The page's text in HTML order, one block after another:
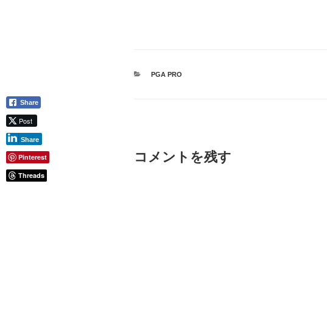
カ
PGA PRO
コメントを残す
Share
Post
Share
Pinterest
Threads